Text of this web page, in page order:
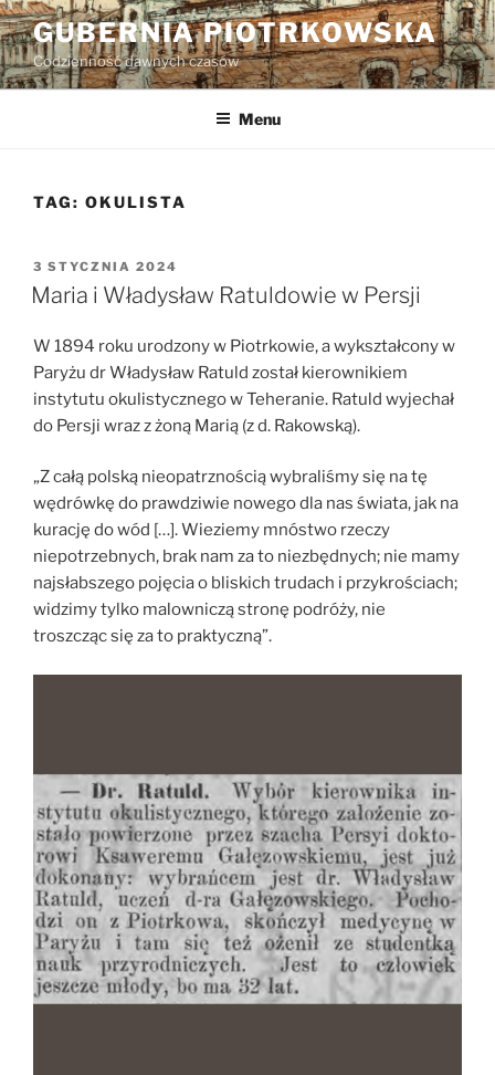
Przejdź
do
treści
GUBERNIA PIOTRKOWSKA
Codzienność dawnych czasów
Menu
TAG: OKULISTA
OPUBLIKOWANE
W
3 STYCZNIA 2024
Maria i Władysław Ratuldowie w Persji
W 1894 roku urodzony w Piotrkowie, a wykształcony w
Paryżu dr Władysław Ratuld został kierownikiem
instytutu okulistycznego w Teheranie. Ratuld wyjechał
do Persji wraz z żoną Marią (z d. Rakowską).
„Z całą polską nieopatrznością wybraliśmy się na tę
wędrówkę do prawdziwie nowego dla nas świata, jak na
kurację do wód […]. Wieziemy mnóstwo rzeczy
niepotrzebnych, brak nam za to niezbędnych; nie mamy
najsłabszego pojęcia o bliskich trudach i przykrościach;
widzimy tylko malowniczą stronę podróży, nie
troszcząc się za to praktyczną”.